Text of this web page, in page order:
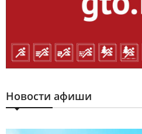
Новости афиши